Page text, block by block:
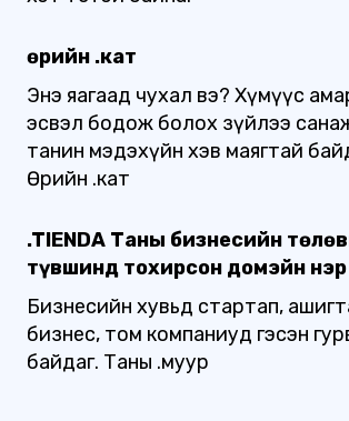
Өөрийн .кат
Энэ яагаад чухал вэ? Хүмүүс
эсвэл бодож болох зүйлээ
танин мэдэхүйн хэв маягтай
Өөрийн .кат
.TIENDA Таны бизнесийн
түвшинд тохирсон домэйн нэр
Бизнесийн хувьд стартап,
бизнес, том компаниуд гэсэн
байдаг. Таны .муур